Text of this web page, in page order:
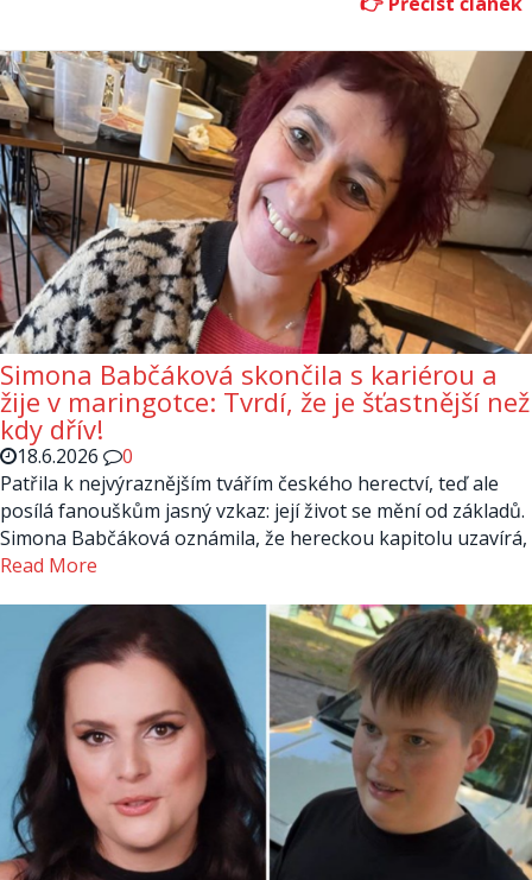
Simona Babčáková skončila s kariérou a
žije v maringotce: Tvrdí, že je šťastnější než
kdy dřív!
18.6.2026
0
Patřila k nejvýraznějším tvářím českého herectví, teď ale
posílá fanouškům jasný vzkaz: její život se mění od základů.
Simona Babčáková oznámila, že hereckou kapitolu uzavírá,
Read More